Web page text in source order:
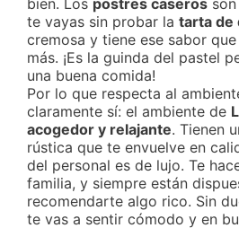
bien. Los postres caseros
te vayas sin probar la tarta de
cremosa y tiene ese sabor
más. ¡Es la guinda del pastel
una buena comida!
Por lo que respecta al
claramente sí: el ambiente de
acogedor y relajante. Tienen
rústica que te envuelve en
del personal es de lujo. Te
familia, y siempre están
recomendarte algo rico. Sin
te vas a sentir cómodo y en